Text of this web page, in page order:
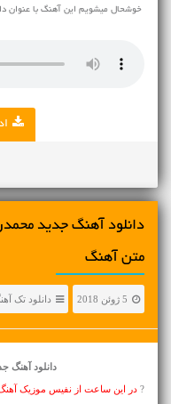
خوشحال میشویم این آهنگ با عنوان
متن آهنگ
5 ژوئن 2018 دانلود تک
دانلود آهنگ
?در این ساعت از نفیس موزیک